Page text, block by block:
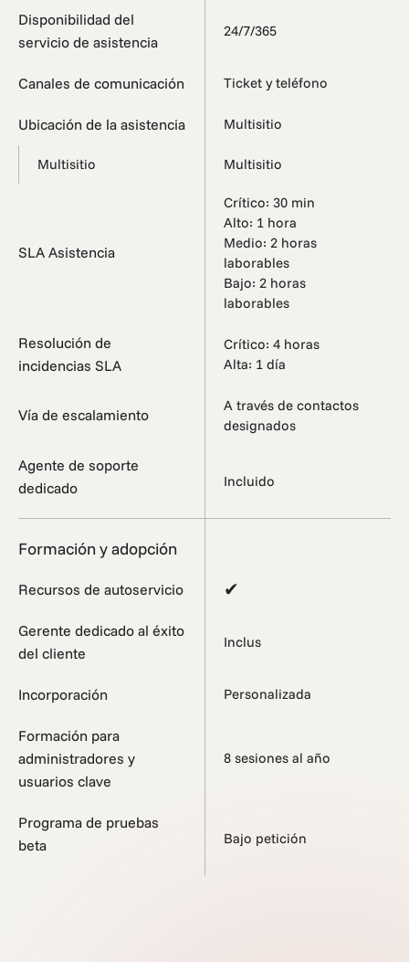
Disponibilidad del
servicio de asistencia
24/7/365
Canales de comunicación Ticket y teléfono
Ubicación de la asistencia Multisitio
Multisitio Multisitio
SLA Asistencia
Crítico: 30 min
Alto: 1 hora
Medio: 2 horas
laborables
Bajo: 2 horas
laborables
Resolución de
incidencias SLA
Crítico: 4 horas
Alta: 1 día
Vía de escalamiento
A través de contactos
designados
Agente de soporte
dedicado
Incluido
Formación y adopción
Recursos de autoservicio ✔
Gerente dedicado al éxito
del cliente
Inclus
Incorporación Personalizada
Formación para
administradores y
usuarios clave
8 sesiones al año
Programa de pruebas
beta
Bajo petición